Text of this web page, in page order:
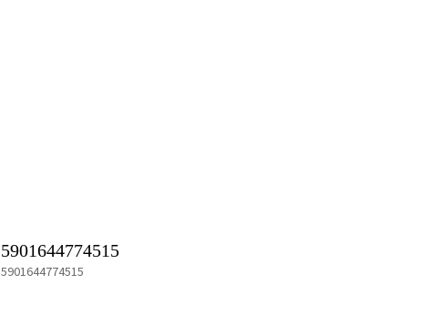
5901644774515
5901644774515